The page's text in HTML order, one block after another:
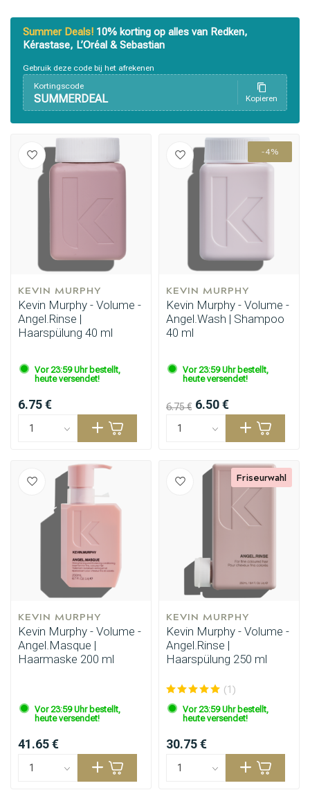
Summer Deals! 10% korting op alles van Redken,
Kérastase, L’Oréal & Sebastian
Gebruik deze code bij het afrekenen
Kortingscode
SUMMERDEAL Kopieren
KEVIN MURPHY
Kevin Murphy - Volume -
Angel.Rinse |
Haarspülung 40 ml
Vor 23:59 Uhr bestellt,
heute versendet!
6.75 €
-4%
KEVIN MURPHY
Kevin Murphy - Volume -
Angel.Wash | Shampoo
40 ml
Vor 23:59 Uhr bestellt,
heute versendet!
6.75 € 6.50 €
KEVIN MURPHY
Kevin Murphy - Volume -
Angel.Masque |
Haarmaske 200 ml
Vor 23:59 Uhr bestellt,
heute versendet!
41.65 €
KEVIN MURPHY
Kevin Murphy - Volume -
Angel.Rinse |
Haarspülung 250 ml
(1)
Vor 23:59 Uhr bestellt,
heute versendet!
30.75 €
Friseurwahl